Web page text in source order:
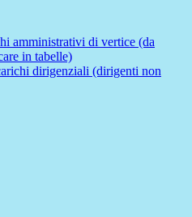
amministrativi di vertice (da
in tabelle)
dirigenziali (dirigenti non